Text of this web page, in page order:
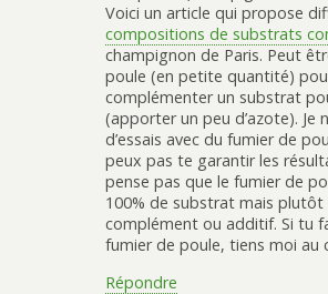
Voici un article qui propose
compositions de substrats
champignon de Paris. Peut
poule (en petite quantité)
complémenter un substrat
(apporter un peu d’azote). Je
d’essais avec du fumier de
peux pas te garantir les
pense pas que le fumier de
100% de substrat mais plutôt
complément ou additif. Si tu
fumier de poule, tiens moi au
Répondre